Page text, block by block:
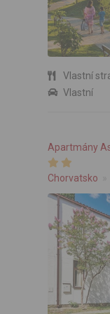
Vlastní
Vlastní
Apartmány
Chorvatsko